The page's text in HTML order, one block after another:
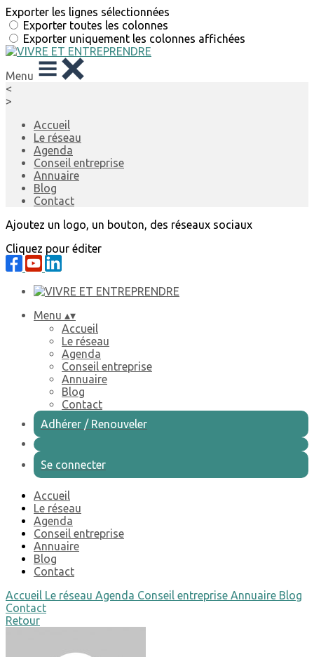
Exporter les lignes sélectionnées
Exporter toutes les colonnes
Exporter uniquement les colonnes affichées
Menu
<
>
Accueil
Le réseau
Agenda
Conseil entreprise
Annuaire
Blog
Contact
Ajoutez un logo, un bouton, des réseaux sociaux
Cliquez pour éditer
Menu ▴▾
Accueil
Le réseau
Agenda
Conseil entreprise
Annuaire
Blog
Contact
Adhérer / Renouveler
Se connecter
Accueil
Le réseau
Agenda
Conseil entreprise
Annuaire
Blog
Contact
Accueil Le réseau Agenda Conseil entreprise Annuaire Blog
Contact
Retour